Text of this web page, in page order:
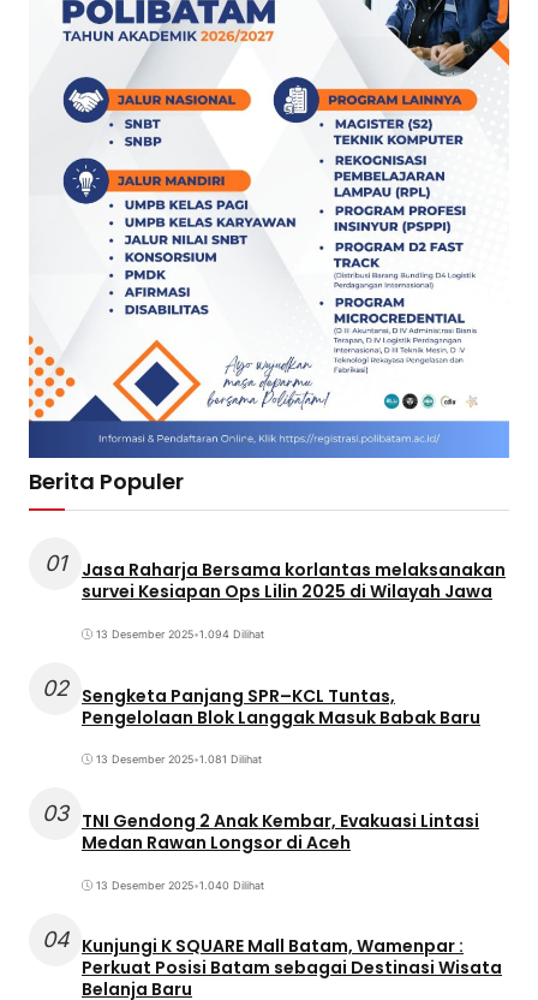
Berita Populer
01
Jasa Raharja Bersama korlantas melaksanakan
survei Kesiapan Ops Lilin 2025 di Wilayah Jawa
13 Desember 2025•1.094 Dilihat
02 Sengketa Panjang SPR–KCL Tuntas,
Pengelolaan Blok Langgak Masuk Babak Baru
13 Desember 2025•1.081 Dilihat
03 TNI Gendong 2 Anak Kembar, Evakuasi Lintasi
Medan Rawan Longsor di Aceh
13 Desember 2025•1.040 Dilihat
04 Kunjungi K SQUARE Mall Batam, Wamenpar :
Perkuat Posisi Batam sebagai Destinasi Wisata
Belanja Baru